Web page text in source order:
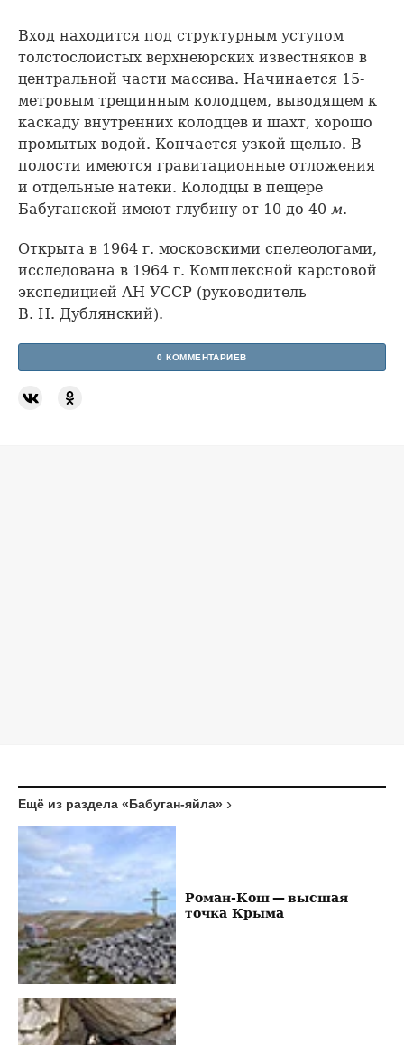
Вход находится под структурным уступом
толстослоистых верхнеюрских известняков в
центральной части массива. Начинается 15-
метровым трещинным колодцем, выводящем к
каскаду внутренних колодцев и шахт, хорошо
промытых водой. Кончается узкой щелью. В
полости имеются гравитационные отложения
и отдельные натеки. Колодцы в пещере
Бабуганской имеют глубину от 10 до 40 м.
Открыта в 1964 г. московскими спелеологами,
исследована в 1964 г. Комплексной карстовой
экспедицией АН УССР (руководитель
В. Н. Дублянский).
0 КОММЕНТАРИЕВ
Ещё из раздела «Бабуган-яйла»
Роман-Кош — высшая
точка Крыма